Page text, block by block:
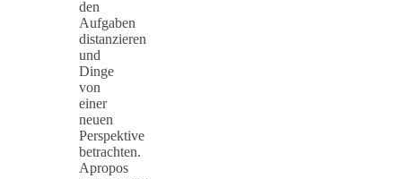
den
Aufgaben
distanzieren
und
Dinge
von
einer
neuen
Perspektive
betrachten.
Apropos